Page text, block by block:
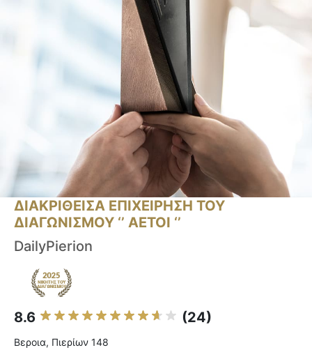
ΔΙΑΚΡΙΘΕΙΣΑ ΕΠΙΧΕΙΡΗΣΗ ΤΟΥ
ΔΙΑΓΩΝΙΣΜΟΥ ‘’ ΑΕΤΟΙ ‘’
DailyPierion
8.6 (24)
Βεροια, Πιερίων 148